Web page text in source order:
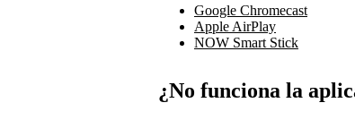
Google Chromecast
Apple AirPlay
NOW Smart Stick
¿No funciona la